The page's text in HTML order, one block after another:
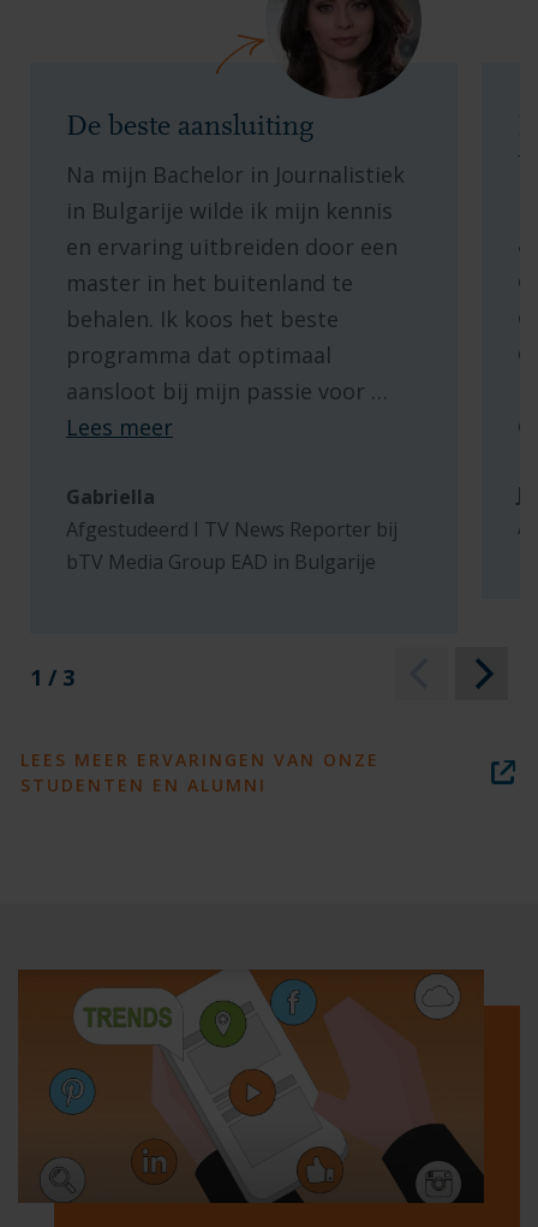
De beste aansluiting
Na mijn Bachelor in Journalistiek
in Bulgarije wilde ik mijn kennis
en ervaring uitbreiden door een
master in het buitenland te
behalen. Ik koos het beste
programma dat optimaal
aansloot bij mijn passie voor …
Lees meer
Gabriella
Afgestudeerd I TV News Reporter bij
bTV Media Group EAD in Bulgarije
1 / 3
LEES MEER ERVARINGEN VAN ONZE
STUDENTEN EN ALUMNI